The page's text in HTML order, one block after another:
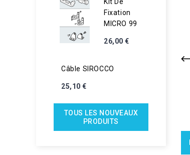
Fixation
MICRO 99
26,00 €
Câble SIROCCO
25,10 €
TOUS LES NOUVEAUX
PRODUITS